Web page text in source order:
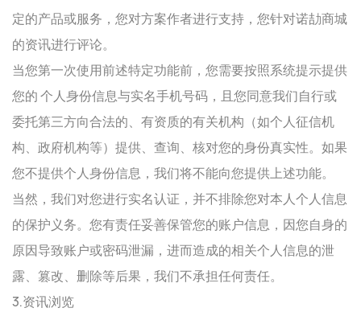
定的产品或服务，您对方案作者进行支持，您针对诺劼商城
的资讯进行评论。
当您第一次使用前述特定功能前，您需要按照系统提示提供
您的 个人身份信息与实名手机号码，且您同意我们自行或
委托第三方向合法的、有资质的有关机构（如个人征信机
构、政府机构等）提供、查询、核对您的身份真实性。如果
您不提供个人身份信息，我们将不能向您提供上述功能。
当然，我们对您进行实名认证，并不排除您对本人个人信息
的保护义务。您有责任妥善保管您的账户信息，因您自身的
原因导致账户或密码泄漏，进而造成的相关个人信息的泄
露、篡改、删除等后果，我们不承担任何责任。
3.资讯浏览